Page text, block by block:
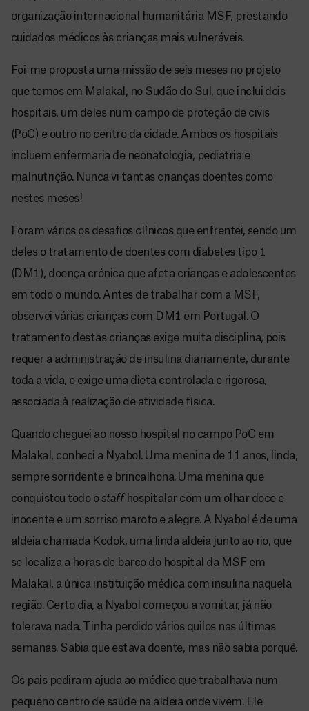
organização internacional humanitária MSF, prestando
cuidados médicos às crianças mais vulneráveis.
Foi-me proposta uma missão de seis meses no projeto
que temos em Malakal, no Sudão do Sul, que inclui dois
hospitais, um deles num campo de proteção de civis
(PoC) e outro no centro da cidade. Ambos os hospitais
incluem enfermaria de neonatologia, pediatria e
malnutrição. Nunca vi tantas crianças doentes como
nestes meses!
Foram vários os desafios clínicos que enfrentei, sendo um
deles o tratamento de doentes com diabetes tipo 1
(DM1), doença crónica que afeta crianças e adolescentes
em todo o mundo. Antes de trabalhar com a MSF,
observei várias crianças com DM1 em Portugal. O
tratamento destas crianças exige muita disciplina, pois
requer a administração de insulina diariamente, durante
toda a vida, e exige uma dieta controlada e rigorosa,
associada à realização de atividade física.
Quando cheguei ao nosso hospital no campo PoC em
Malakal, conheci a Nyabol. Uma menina de 11 anos, linda,
sempre sorridente e brincalhona. Uma menina que
conquistou todo ostaffhospitalar com um olhar doce e
inocente e um sorriso maroto e alegre. A Nyabol é de uma
aldeia chamada Kodok, uma linda aldeia junto ao rio, que
se localiza a horas de barco do hospital da MSF em
Malakal, a única instituição médica com insulina naquela
região. Certo dia, a Nyabol começou a vomitar, já não
tolerava nada. Tinha perdido vários quilos nas últimas
semanas. Sabia que estava doente, mas não sabia porquê.
Os pais pediram ajuda ao médico que trabalhava num
pequeno centro de saúde na aldeia onde vivem. Ele